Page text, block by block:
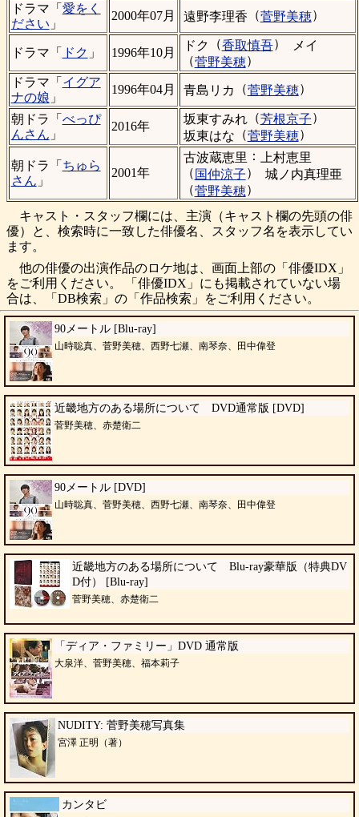
ドラマ「 愛をく
ださい 」
2000年07月 遠野李理香 （菅野美穂）
ドラマ「 ドク 」 1996年10月
ドク （香取慎吾）
メイ
（菅野美穂）
ドラマ「 イグア
ナの娘 」
1996年04月 青島リカ （菅野美穂）
朝ドラ「 べっぴ
んさん 」
2016年
坂東すみれ （芳根京子）
坂東はな （菅野美穂）
朝ドラ「 ちゅら
さん 」
2001年
古波蔵恵里 ：
上村恵里
（ 国仲涼子）
城ノ内真理亜
（菅野美穂）
キャスト・スタッフ欄には、主演（キャスト欄の先頭の俳
優）と、検索時に一致した俳優名、スタッフ名を表示してい
ます。
他の俳優の出演作品のロケ地は、画面上部の「俳優IDX」
をご利用ください。 「俳優IDX」にも掲載されていない場
合は、「DB検索」の「作品検索」をご利用ください。
90メートル [Blu-ray]
山時聡真、菅野美穂、西野七瀬、南琴奈、田中偉登
近畿地方のある場所について DVD通常版 [DVD]
菅野美穂、赤楚衛二
90メートル [DVD]
山時聡真、菅野美穂、西野七瀬、南琴奈、田中偉登
近畿地方のある場所について Blu-ray豪華版（特典DV
D付） [Blu-ray]
菅野美穂、赤楚衛二
「ディア・ファミリー」DVD 通常版
大泉洋、菅野美穂、福本莉子
NUDITY: 菅野美穂写真集
宮澤 正明（著）
カンタビ